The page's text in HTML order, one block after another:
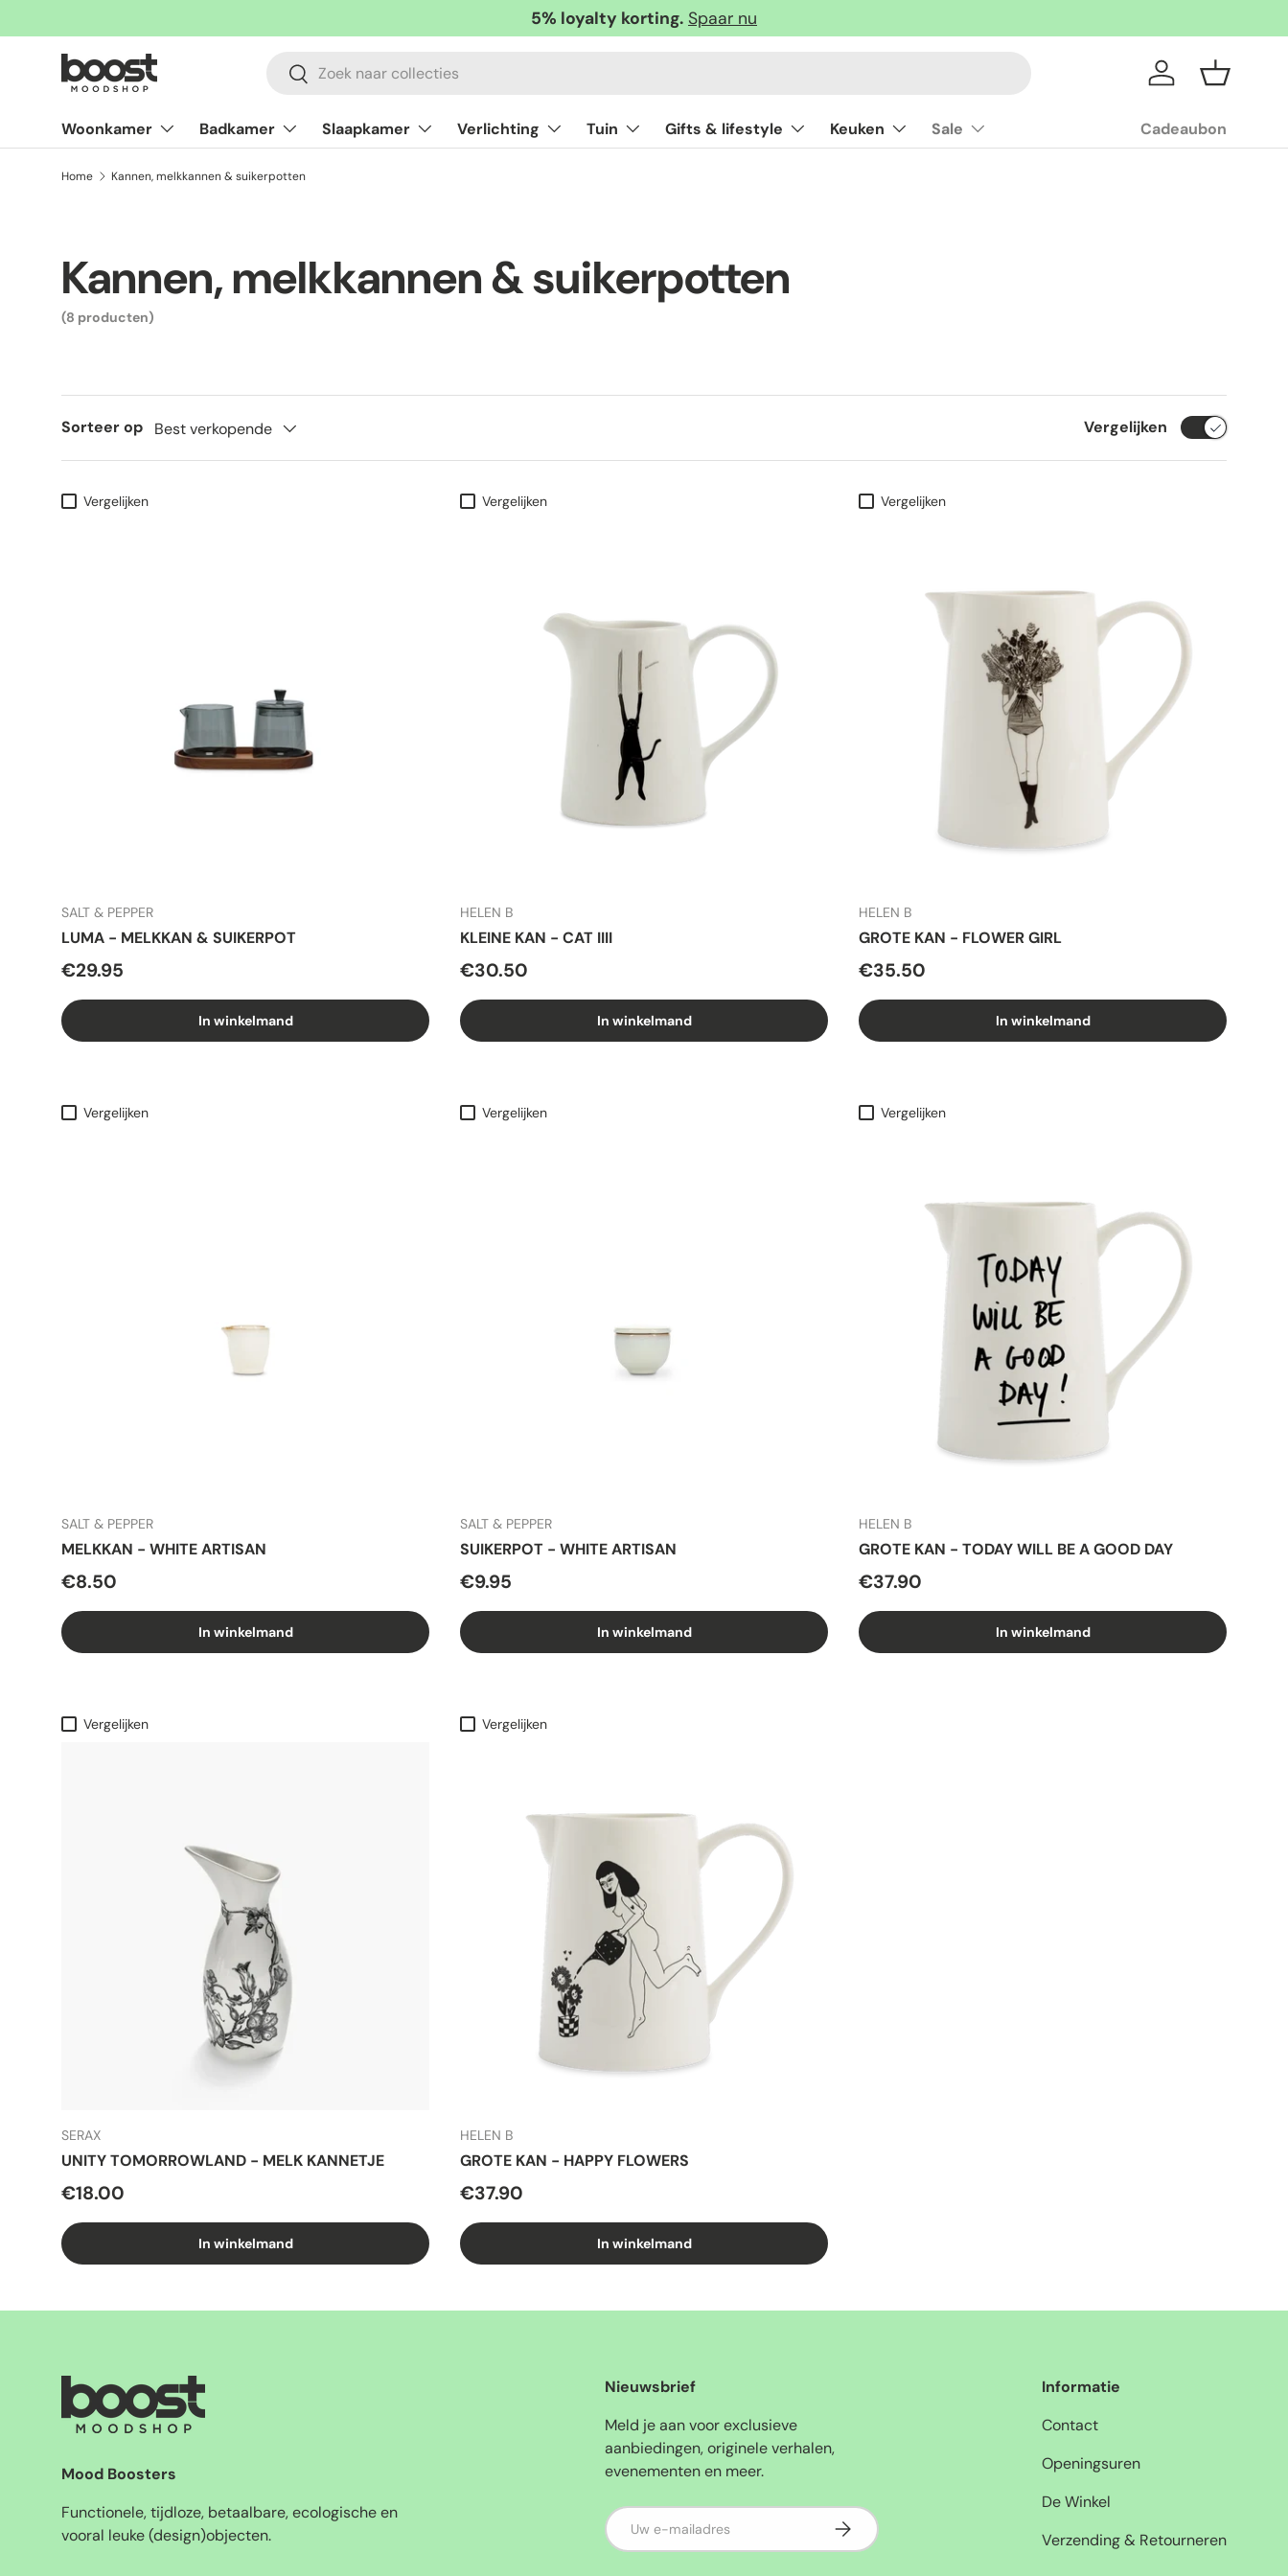
Ga naar inhoud
5% loyalty korting. Spaar nu
Zoeken
Zoeken InloggenMandje
Woonkamer Badkamer Slaapkamer Verlichting Tuin Gifts & lifestyle Keuken Sale Cadeaubon
Home Kannen, melkkannen & suikerpotten
Kannen, melkkannen & suikerpotten
(8 producten)
Sorteer op Best verkopende Vergelijken
Vergelijken
SALT & PEPPER
LUMA - MELKKAN & SUIKERPOT
€29.95
In winkelmand
Vergelijken
HELEN B
KLEINE KAN - CAT IIII
€30.50
In winkelmand
Vergelijken
HELEN B
GROTE KAN - FLOWER GIRL
€35.50
In winkelmand
Vergelijken
SALT & PEPPER
MELKKAN - WHITE ARTISAN
€8.50
In winkelmand
Vergelijken
SALT & PEPPER
SUIKERPOT - WHITE ARTISAN
€9.95
In winkelmand
Vergelijken
HELEN B
GROTE KAN - TODAY WILL BE A GOOD DAY
€37.90
In winkelmand
Vergelijken
SERAX
UNITY TOMORROWLAND - MELK KANNETJE
€18.00
In winkelmand
Vergelijken
HELEN B
GROTE KAN - HAPPY FLOWERS
€37.90
In winkelmand
Mood Boosters
Functionele, tijdloze, betaalbare, ecologische en
vooral leuke (design)objecten.
Nieuwsbrief
Meld je aan voor exclusieve
aanbiedingen, originele verhalen,
evenementen en meer.
E-mailadres Abonneer
Informatie
Contact
Openingsuren
De Winkel
Verzending & Retourneren